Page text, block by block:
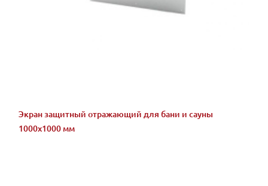
Экран защитный отражающий для бани и сауны
1000х1000 мм